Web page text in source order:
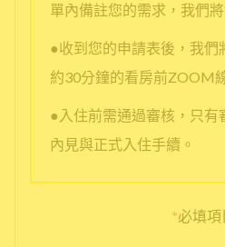
單內備註您的需求，我們
●收到您的申請表後，我們
約30分鐘的看房前ZOOM
●入住前需通過審核，只有
內見與正式入住手續。
*必填項